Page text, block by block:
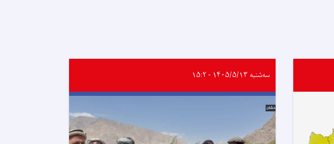
سه‌شنبه ۱۴۰۵/۵/۱۳ - ۱۵:۲